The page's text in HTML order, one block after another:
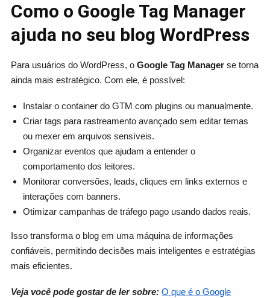
Como o Google Tag Manager
ajuda no seu blog WordPress
Para usuários do WordPress, o Google Tag Managerse torna
ainda mais estratégico. Com ele, é possível:
Instalar o container do GTM com plugins ou manualmente.
Criar tags para rastreamento avançado sem editar temas
ou mexer em arquivos sensíveis.
Organizar eventos que ajudam a entender o
comportamento dos leitores.
Monitorar conversões, leads, cliques em links externos e
interações com banners.
Otimizar campanhas de tráfego pago usando dados reais.
Isso transforma o blog em uma máquina de informações
confiáveis, permitindo decisões mais inteligentes e estratégias
mais eficientes.
Veja você pode gostar de ler sobre: O que é o Google